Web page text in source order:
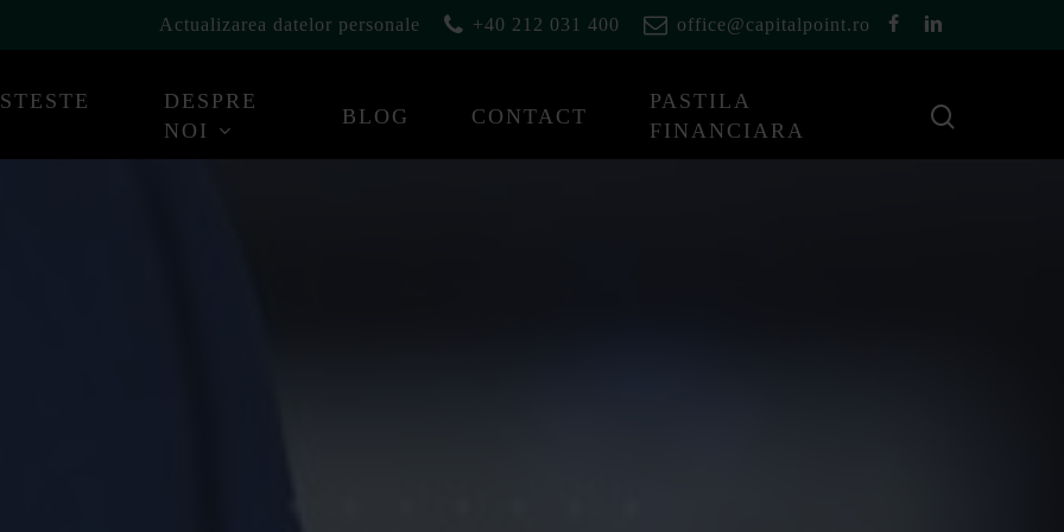
facebooklinkedin
Actualizarea datelor personale +40 212 031 400 office@capitalpoint.ro
DESPRE
NOI
BLOG CONTACT
PASTILA
FINANCIARA